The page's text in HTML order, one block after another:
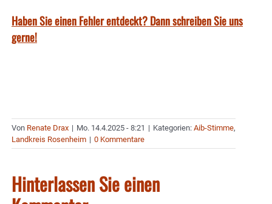
Haben Sie einen Fehler entdeckt? Dann schreiben Sie uns
gerne!
Von Renate Drax | Mo. 14.4.2025 - 8:21 | Kategorien: Aib-Stimme,
Landkreis Rosenheim | 0 Kommentare
Hinterlassen Sie einen